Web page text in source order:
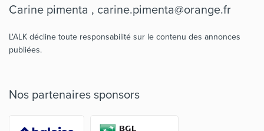
Carine pimenta , carine.pimenta@orange.fr
L'ALK décline toute responsabilité sur le contenu des annonces
publiées.
Nos partenaires sponsors